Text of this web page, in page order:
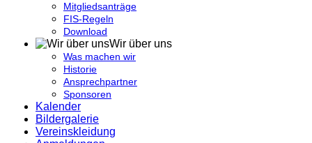
Mitgliedsanträge
FIS-Regeln
Download
Wir über uns
Was machen wir
Historie
Ansprechpartner
Sponsoren
Kalender
Bildergalerie
Vereinskleidung